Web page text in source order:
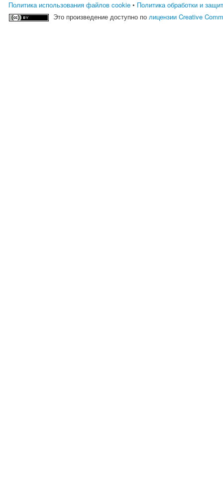
Политика использования файлов cookie • Политика обработки и
Это произведение доступно полицензии Creative